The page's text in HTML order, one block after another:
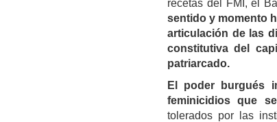
recetas del FMI, el
sentido y momento
articulación de las
constitutiva del
patriarcado.
El poder burgués
feminicidios que
tolerados por las